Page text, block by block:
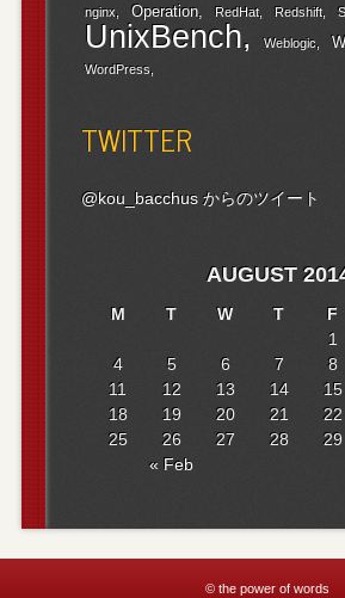
nginx
Operation RedHat Redshift
UnixBench Weblogic
WordPress
TWITTER
@kou_bacchus からのツイート
AUGUST
M T W T F
« Feb
1
4
5 6 7 8
11
12 13 14 15
18
19 20 21 22
25
26 27 28 29
© the power of words